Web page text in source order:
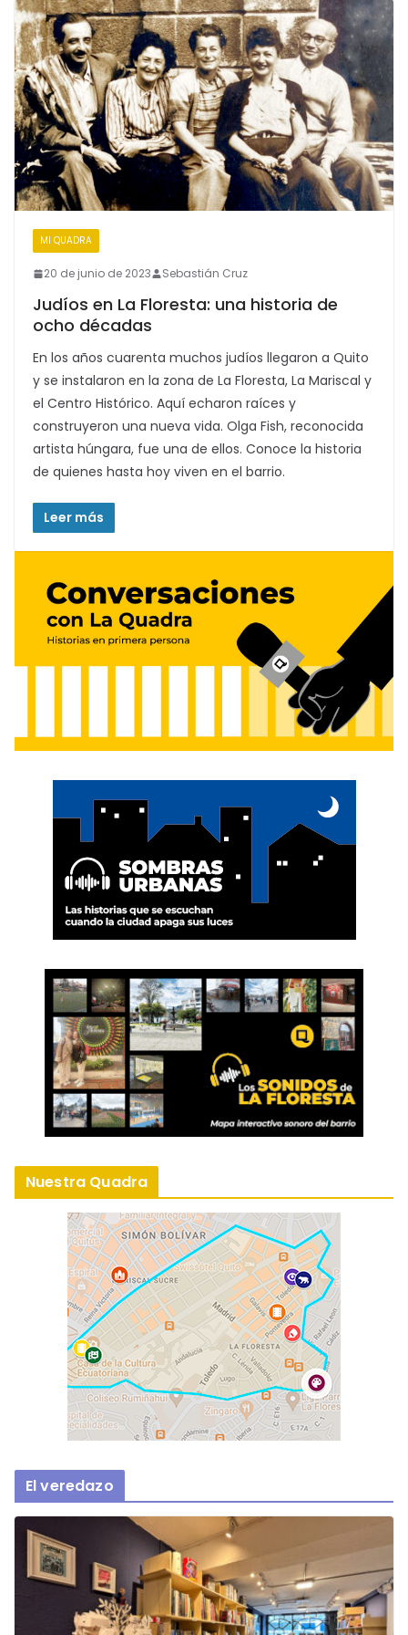
MI QUADRA
20 de junio de 2023 Sebastián Cruz
Judíos en La Floresta: una historia de
ocho décadas
En los años cuarenta muchos judíos llegaron a Quito
y se instalaron en la zona de La Floresta, La Mariscal y
el Centro Histórico. Aquí echaron raíces y
construyeron una nueva vida. Olga Fish, reconocida
artista húngara, fue una de ellos. Conoce la historia
de quienes hasta hoy viven en el barrio.
Leer más
Nuestra Quadra
El veredazo